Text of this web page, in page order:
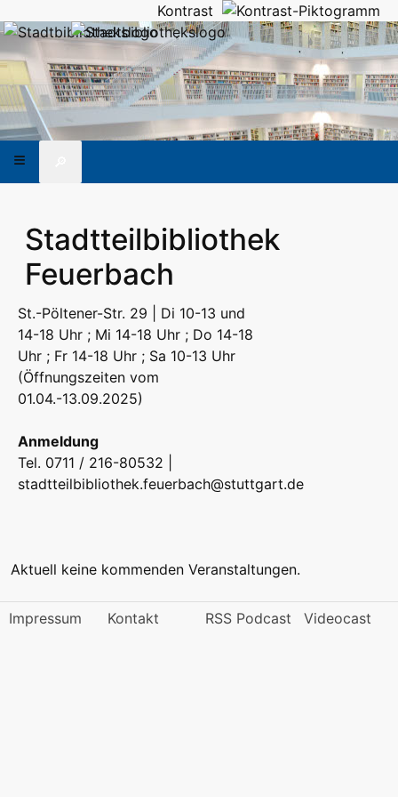
Kontrast
Stadtteilbibliothek
Feuerbach
St.-Pöltener-Str. 29 | Di 10-13 und
14-18 Uhr ; Mi 14-18 Uhr ; Do 14-18
Uhr ; Fr 14-18 Uhr ; Sa 10-13 Uhr
(Öffnungszeiten vom
01.04.-13.09.2025)
Anmeldung
Tel. 0711 / 216-80532 |
stadtteilbibliothek.feuerbach@stuttgart.de
Aktuell keine kommenden Veranstaltungen.
Impressum Kontakt RSS Podcast Videocast